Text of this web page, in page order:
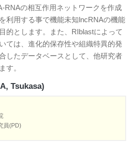
RNAの相互作用ネットワークを作成
利用する事で機能未知lncRNAの機能
的とします。また、RIblastによって
ては、進化的保存性や組織特異的発
したデータベースとして、他研究者
す。
Tsukasa)
員(PD)